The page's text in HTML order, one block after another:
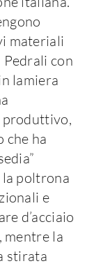
materiali
con
lamiera
produttivo,
che ha
la poltrona
e
d’acciaio
mentre la
stirata